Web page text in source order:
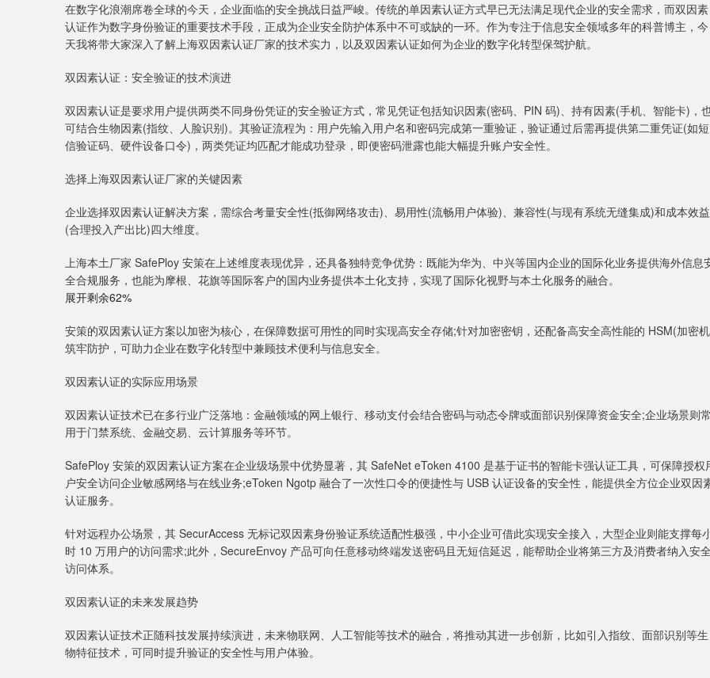
在数字化浪潮席卷全球的今天，企业面临的安全挑战日益严峻。传统的单因素认证方式早已无法满足现代企业的安全需求，而双因素
认证作为数字身份验证的重要技术手段，正成为企业安全防护体系中不可或缺的一环。作为专注于信息安全领域多年的科普博主，今
天我将带大家深入了解上海双因素认证厂家的技术实力，以及双因素认证如何为企业的数字化转型保驾护航。
双因素认证：安全验证的技术演进
双因素认证是要求用户提供两类不同身份凭证的安全验证方式，常见凭证包括知识因素(密码、PIN 码)、持有因素(手机、智能卡)，
可结合生物因素(指纹、人脸识别)。其验证流程为：用户先输入用户名和密码完成第一重验证，验证通过后需再提供第二重凭证(如短
信验证码、硬件设备口令)，两类凭证均匹配才能成功登录，即便密码泄露也能大幅提升账户安全性。
选择上海双因素认证厂家的关键因素
企业选择双因素认证解决方案，需综合考量安全性(抵御网络攻击)、易用性(流畅用户体验)、兼容性(与现有系统无缝集成)和成本效益
(合理投入产出比)四大维度。
上海本土厂家 SafePloy 安策在上述维度表现优异，还具备独特竞争优势：既能为华为、中兴等国内企业的国际化业务提供海外信息
全合规服务，也能为摩根、花旗等国际客户的国内业务提供本土化支持，实现了国际化视野与本土化服务的融合。
展开剩余62%
安策的双因素认证方案以加密为核心，在保障数据可用性的同时实现高安全存储;针对加密密钥，还配备高安全高性能的 HSM(加密
筑牢防护，可助力企业在数字化转型中兼顾技术便利与信息安全。
双因素认证的实际应用场景
双因素认证技术已在多行业广泛落地：金融领域的网上银行、移动支付会结合密码与动态令牌或面部识别保障资金安全;企业场景则常
用于门禁系统、金融交易、云计算服务等环节。
SafePloy 安策的双因素认证方案在企业级场景中优势显著，其 SafeNet eToken 4100 是基于证书的智能卡强认证工具，可保障授权
户安全访问企业敏感网络与在线业务;eToken Ngotp 融合了一次性口令的便捷性与 USB 认证设备的安全性，能提供全方位企业双因
认证服务。
针对远程办公场景，其 SecurAccess 无标记双因素身份验证系统适配性极强，中小企业可借此实现安全接入，大型企业则能支撑每
时 10 万用户的访问需求;此外，SecureEnvoy 产品可向任意移动终端发送密码且无短信延迟，能帮助企业将第三方及消费者纳入安全
访问体系。
双因素认证的未来发展趋势
双因素认证技术正随科技发展持续演进，未来物联网、人工智能等技术的融合，将推动其进一步创新，比如引入指纹、面部识别等生
物特征技术，可同时提升验证的安全性与用户体验。